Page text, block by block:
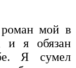
роман мой в
и я обязан
Я сумел